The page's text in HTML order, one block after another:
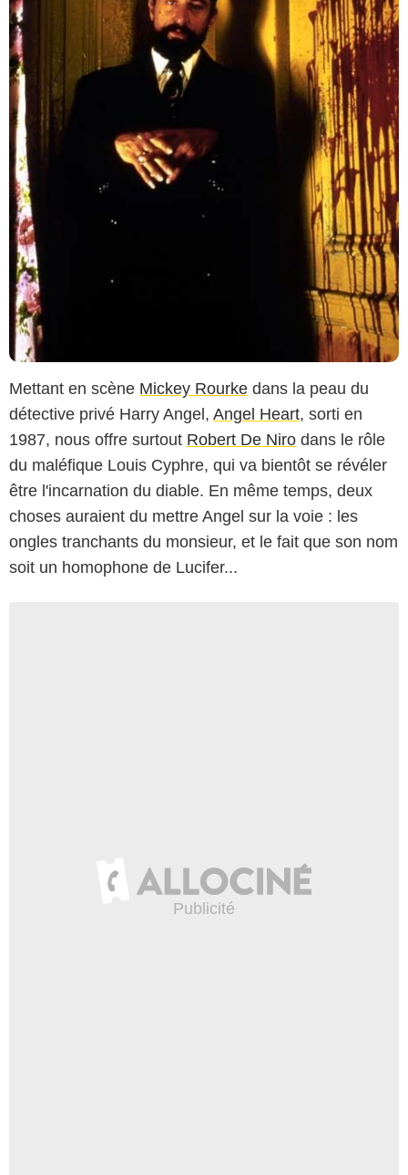
Mettant en scène Mickey Rourke dans la peau du
détective privé Harry Angel, Angel Heart, sorti en
1987, nous offre surtout Robert De Niro dans le rôle
du maléfique Louis Cyphre, qui va bientôt se révéler
être l'incarnation du diable. En même temps, deux
choses auraient du mettre Angel sur la voie : les
ongles tranchants du monsieur, et le fait que son nom
soit un homophone de Lucifer...